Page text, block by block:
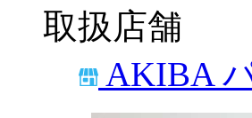
取扱店舗
AKIBA